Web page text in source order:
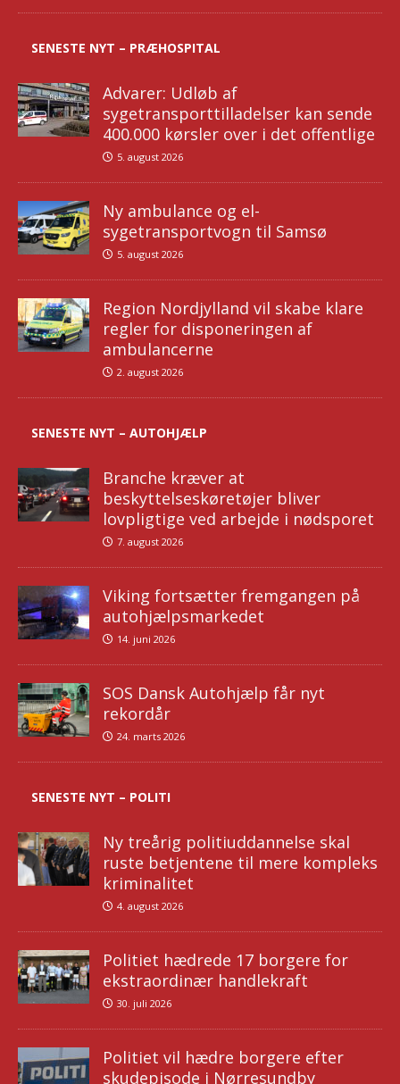
SENESTE NYT – PRÆHOSPITAL
Advarer: Udløb af
sygetransporttilladelser kan sende
400.000 kørsler over i det offentlige
5. august 2026
Ny ambulance og el-
sygetransportvogn til Samsø
5. august 2026
Region Nordjylland vil skabe klare
regler for disponeringen af
ambulancerne
2. august 2026
SENESTE NYT – AUTOHJÆLP
Branche kræver at
beskyttelseskøretøjer bliver
lovpligtige ved arbejde i nødsporet
7. august 2026
Viking fortsætter fremgangen på
autohjælpsmarkedet
14. juni 2026
SOS Dansk Autohjælp får nyt
rekordår
24. marts 2026
SENESTE NYT – POLITI
Ny treårig politiuddannelse skal
ruste betjentene til mere kompleks
kriminalitet
4. august 2026
Politiet hædrede 17 borgere for
ekstraordinær handlekraft
30. juli 2026
Politiet vil hædre borgere efter
skudepisode i Nørresundby